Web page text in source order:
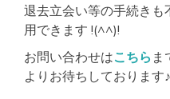
退去立会い等の手続きも
用できます !(^^)!
お問い合わせはこちら ま
よりお待ちしております♪